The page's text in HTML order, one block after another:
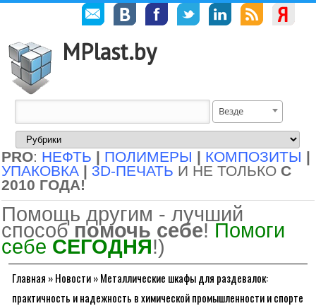
MPlast.by
Везде
PRO: НЕФТЬ | ПОЛИМЕРЫ | КОМПОЗИТЫ |
УПАКОВКА | 3D-ПЕЧАТЬ И НЕ ТОЛЬКО С
2010 ГОДА!
Помощь другим - лучший
способ помочь себе! Помоги
себе СЕГОДНЯ!)
Главная »Новости»Металлические шкафы для раздевалок:
практичность и надежность в химической промышленности и спорте